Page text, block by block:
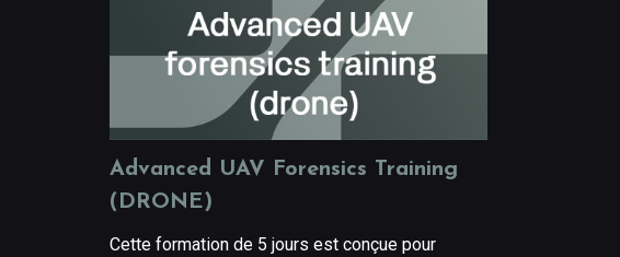
Advanced UAV Forensics Training
(DRONE)
Cette formation de 5 jours est conçue pour